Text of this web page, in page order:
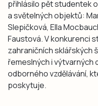
přihlásilo pět studentek
a světelných objektů:
Slepičková, Ella
Faustová. V konkurenci
zahraničních sklářských
řemeslných i výtvarných
odborného vzdělávání,
poskytuje.